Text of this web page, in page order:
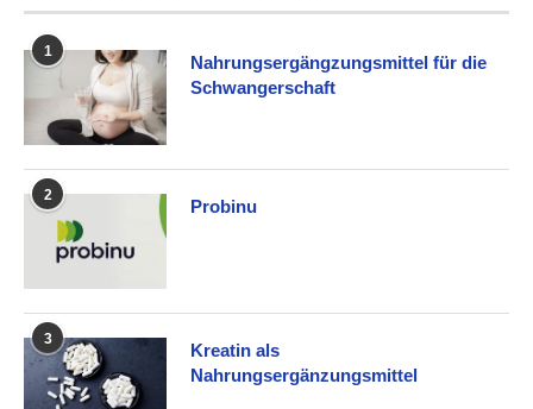
1
Nahrungsergängzungsmittel für die
Schwangerschaft
2
Probinu
3
Kreatin als
Nahrungsergänzungsmittel